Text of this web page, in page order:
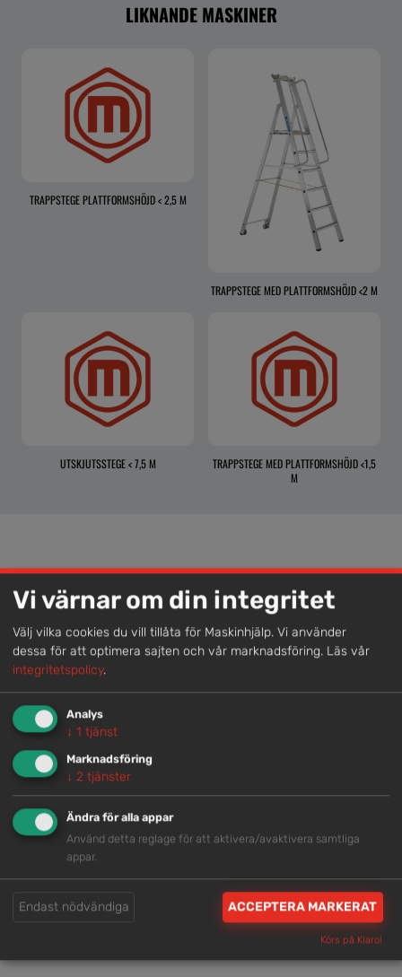
LIKNANDE MASKINER
TRAPPSTEGE PLATTFORMSHÖJD < 2,5 M
TRAPPSTEGE MED PLATTFORMSHÖJD <2 M
UTSKJUTSSTEGE < 7,5 M
TRAPPSTEGE MED PLATTFORMSHÖJD <1,5
M
Lokal kompetens
Genom att samla våra medarbetare lokalt erbjuder vi
helhetslösningar.
Snabb service
Vi har tillgänglig personal som är redo att hjälpa dig.
Trygg rådgivning
Våra hjälpsamma medarbetare är experter inom
branschen.
Brett och samlat utbud
Vi har en välsorterad maskinpark med hög
Vi värnar om din integritet
Välj vilka cookies du vill tillåta för Maskinhjälp. Vi använder
dessa för att optimera sajten och vår marknadsföring. Läs vår
integritetspolicy.
Analys
↓ 1 tjänst
Marknadsföring
↓ 2 tjänster
Ändra för alla appar
Använd detta reglage för att aktivera/avaktivera samtliga
appar.
Endast nödvändiga ACCEPTERA MARKERAT
Körs på Klaro!